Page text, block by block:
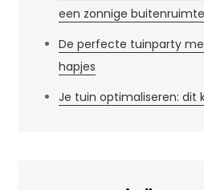
een zonnige buitenruimte
De perfecte tuinparty
hapjes
Je tuin optimaliseren: dit